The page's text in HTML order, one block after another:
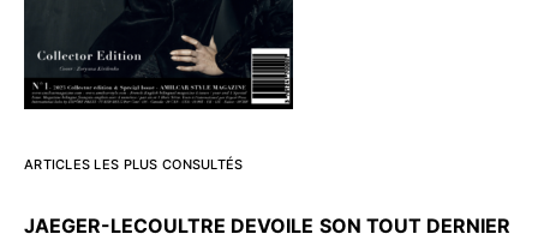
ARTICLES LES PLUS CONSULTÉS
JAEGER-LECOULTRE DEVOILE SON TOUT DERNIER